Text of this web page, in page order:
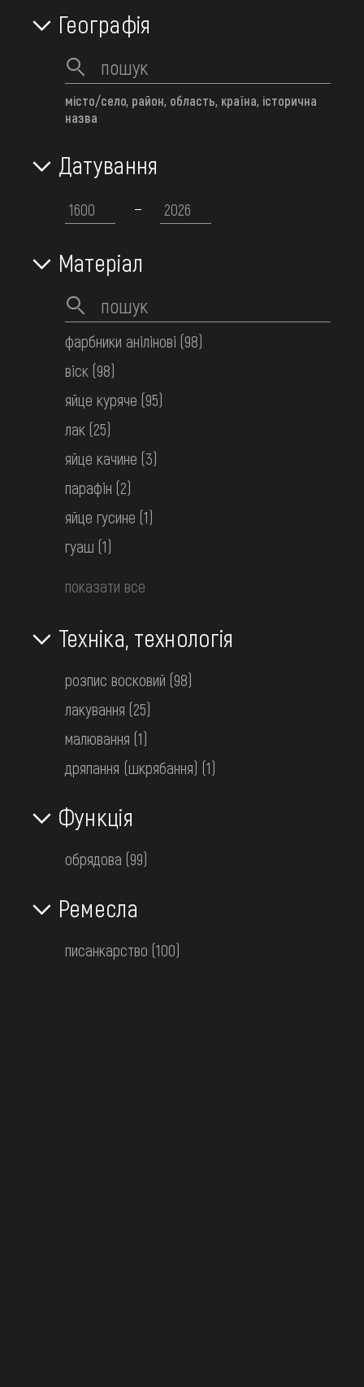
ОНЛАЙН-КРАМНИЦЯ
Об’єктів: 100
Писанка
1950-1980
Писанка
Географія
місто/село, район, область, країна, історична
назва
Датування
Матеріал
фарбники анілінові (98)
віск (98)
яйце куряче (95)
лак (25)
яйце качине (3)
парафін (2)
яйце гусине (1)
гуаш (1)
показати все
Техніка, технологія
розпис восковий (98)
лакування (25)
малювання (1)
дряпання (шкрябання) (1)
Функція
обрядова (99)
Ремесла
писанкарство (100)